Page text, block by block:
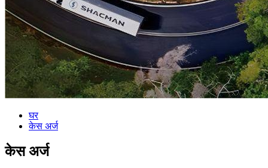
घर
केस अर्ज
केस अर्ज